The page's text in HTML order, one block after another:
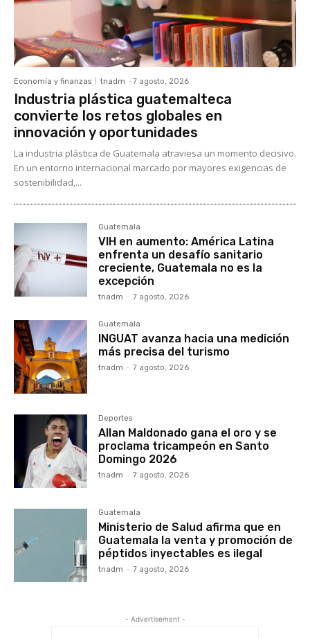
Economía y finanzas tnadm - 7 agosto, 2026
Industria plástica guatemalteca
convierte los retos globales en
innovación y oportunidades
La industria plástica de Guatemala atraviesa un momento decisivo.
En un entorno internacional marcado por mayores exigencias de
sostenibilidad,...
Guatemala
VIH en aumento: América Latina
enfrenta un desafío sanitario
creciente, Guatemala no es la
excepción
tnadm - 7 agosto, 2026
Guatemala
INGUAT avanza hacia una medición
más precisa del turismo
tnadm - 7 agosto, 2026
Deportes
Allan Maldonado gana el oro y se
proclama tricampeón en Santo
Domingo 2026
tnadm - 7 agosto, 2026
Guatemala
Ministerio de Salud afirma que en
Guatemala la venta y promoción de
péptidos inyectables es ilegal
tnadm - 7 agosto, 2026
- Advertisement -